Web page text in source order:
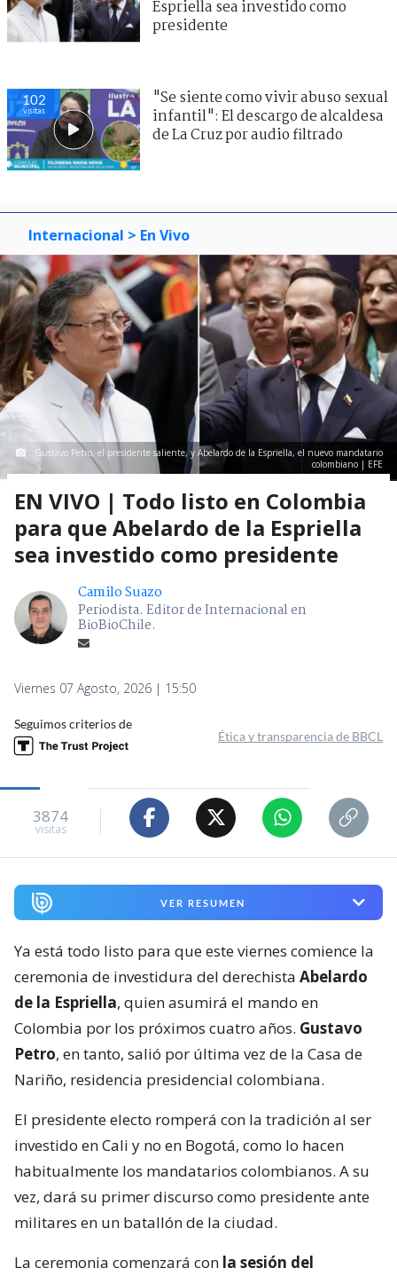
Espriella sea investido como
presidente
102
visitas
"Se siente como vivir abuso sexual
infantil": El descargo de alcaldesa
de La Cruz por audio filtrado
Internacional > En Vivo
Gustavo Petro, el presidente saliente, y Abelardo de la Espriella, el nuevo mandatario
colombiano | EFE
EN VIVO | Todo listo en Colombia
para que Abelardo de la Espriella
sea investido como presidente
Camilo Suazo
Periodista. Editor de Internacional en
BioBioChile.
Viernes 07 Agosto, 2026 | 15:50
Seguimos criterios de
Ética y transparencia de BBCL
3874
visitas
VER RESUMEN
Ya está todo listo para que este viernes comience la
ceremonia de investidura del derechista Abelardo
de la Espriella, quien asumirá el mando en
Colombia por los próximos cuatro años. Gustavo
Petro, en tanto, salió por última vez de la Casa de
Nariño, residencia presidencial colombiana.
El presidente electo romperá con la tradición al ser
investido en Cali y no en Bogotá, como lo hacen
habitualmente los mandatarios colombianos. A su
vez, dará su primer discurso como presidente ante
militares en un batallón de la ciudad.
La ceremonia comenzará con la sesión del